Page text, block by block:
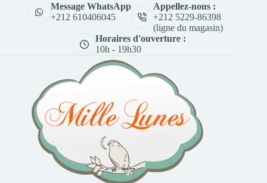
Message WhatsApp
+212 610406045
Appellez-nous :
+212 5229-86398
(ligne du magasin)
Horaires d'ouverture :
10h - 19h30